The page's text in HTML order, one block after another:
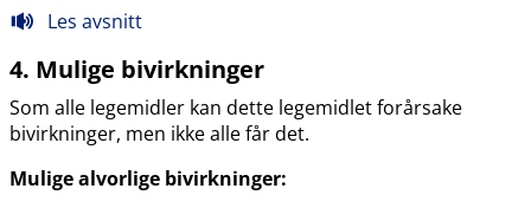
Les avsnitt
4. Mulige bivirkninger
Som alle legemidler kan dette legemidlet forårsake
bivirkninger, men ikke alle får det.
Mulige alvorlige bivirkninger: